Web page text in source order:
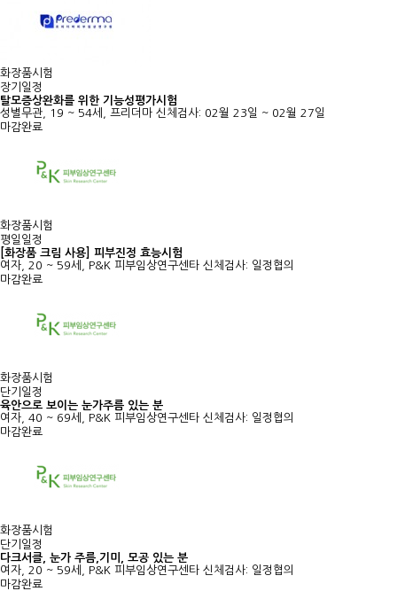
화장품시험
장기일정
탈모증상완화를 위한 기능성평가시험
성별무관, 19 ~ 54세, 프리더마 신체검사: 02월 23일 ~ 02월 27일
마감완료
화장품시험
평일일정
[화장품 크림 사용] 피부진정 효능시험
여자, 20 ~ 59세, P&K 피부임상연구센타 신체검사: 일정협의
마감완료
화장품시험
단기일정
육안으로 보이는 눈가주름 있는 분
여자, 40 ~ 69세, P&K 피부임상연구센타 신체검사: 일정협의
마감완료
화장품시험
단기일정
다크서클, 눈가 주름,기미, 모공 있는 분
여자, 20 ~ 59세, P&K 피부임상연구센타 신체검사: 일정협의
마감완료